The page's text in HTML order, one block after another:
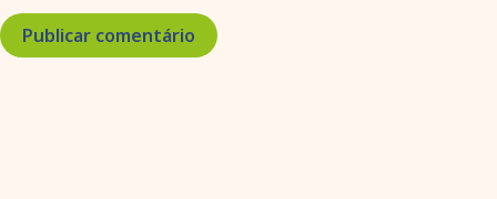
Publicar comentário